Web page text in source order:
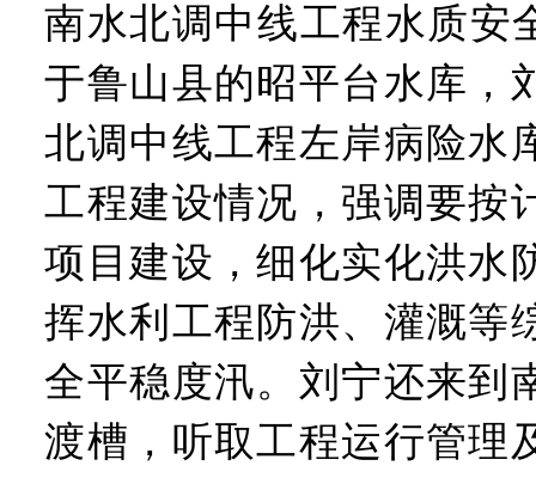
南水北调中线工程水质安
于鲁山县的昭平台水库，
北调中线工程左岸病险水
工程建设情况，强调要按
项目建设，细化实化洪水
挥水利工程防洪、灌溉等
全平稳度汛。刘宁还来到
渡槽，听取工程运行管理